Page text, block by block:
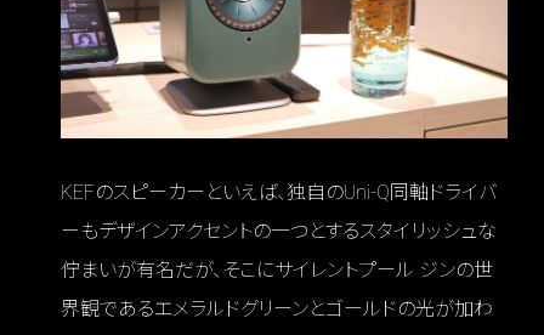
KEFのスピーカーといえば、独自のUni-Q同軸ドライバ
ーもデザインアクセントの一つとするスタイリッシュな
佇まいが有名だが、そこにサイレントプール ジンの世
界観であるエメラルドグリーンとゴールドの光が加わ